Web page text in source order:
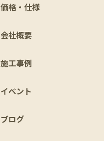
価格・仕様
会社概要
施工事例
イベント
ブログ